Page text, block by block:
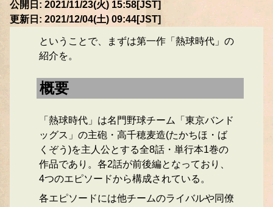
公開日: 2021/11/23(火) 15:58[JST]
更新日: 2021/12/04(土) 09:44[JST]
ということで、まずは第一作「熱球時代」の
紹介を。
概要
「熱球時代」は名門野球チーム「東京バンド
ッグス」の主砲・高千穂麦造(たかちほ・ば
くぞう)を主人公とする全8話・単行本1巻の
作品であり。各2話が前後編となっており、
4つのエピソードから構成されている。
各エピソードには他チームのライバルや同僚